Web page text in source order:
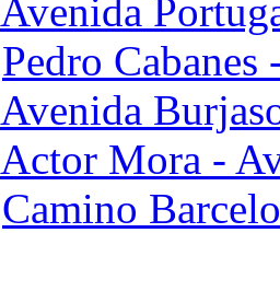
Avenida
Pedro
Avenida
Actor Mora -
Camino